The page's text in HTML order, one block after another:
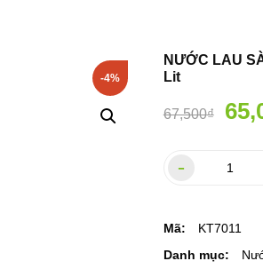
-4%
NƯỚC LAU
Lit
67,500₫
Mã:
KT7011
Danh mục: